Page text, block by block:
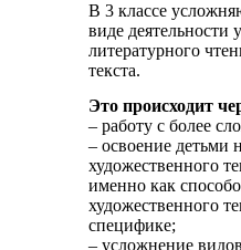
В 3 классе
виде деятельности
литературного
текста.
Это происходит
– работу с более
– освоение детьми
художественного
именно как
художественного
специфике;
– усложнение